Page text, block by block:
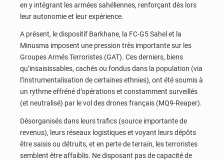
en y intégrant les armées sahéliennes, renforçant dès lors
leur autonomie et leur expérience.
A présent, le dispositif Barkhane, la FC-G5 Sahel et la
Minusma imposent une pression très importante sur les
Groupes Armés Terroristes (GAT). Ces derniers, biens
qu’insaisissables, cachés ou fondus dans la population (via
l’instrumentalisation de certaines ethnies), ont été soumis à
un rythme effréné d’opérations et constamment surveillés
(et neutralisé) par le vol des drones français (MQ9-Reaper).
Désorganisés dans leurs trafics (source importante de
revenus), leurs réseaux logistiques et voyant leurs dépôts
être saisis ou détruits, et en perte de terrain, les terroristes
semblent être affaiblis. Ne disposant pas de capacité de